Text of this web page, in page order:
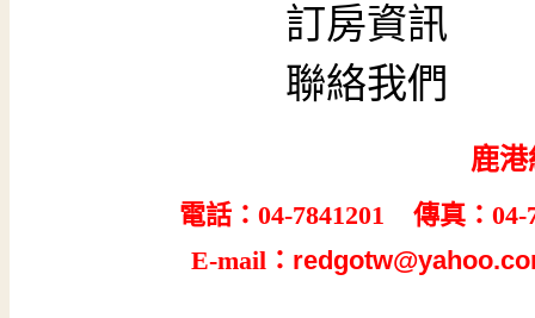
訂房資訊
聯絡我們
鹿
電話：04-7841201 傳真：04-
E-mail：